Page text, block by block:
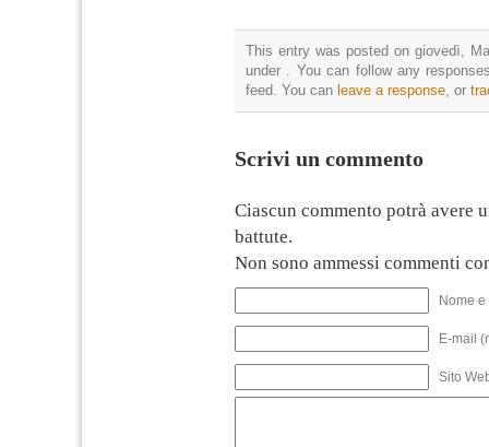
This entry was posted on giovedì,
under . You can follow any
feed. You can leave a response, or
Scrivi un commento
Ciascun commento potrà avere
battute.
Non sono ammessi commenti
Nome
E-mail
Sito